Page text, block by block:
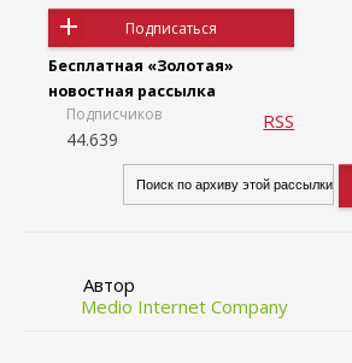
Подписаться
Бесплатная «Золотая»
новостная рассылка
Подписчиков
44.639
RSS
Автор
Medio Internet Company